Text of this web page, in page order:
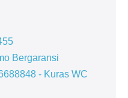
Bergaransi
- Kuras WC